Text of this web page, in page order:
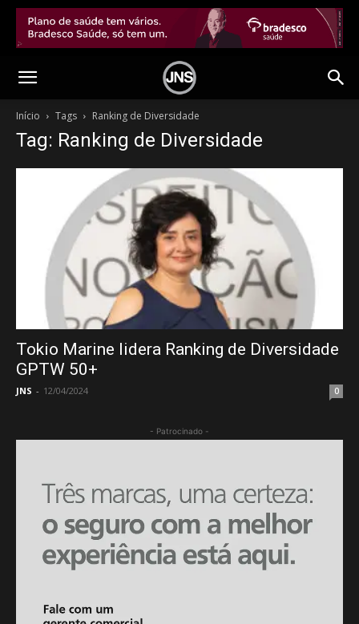
Início Tags Ranking de Diversidade
Tag: Ranking de Diversidade
Tokio Marine lidera Ranking de Diversidade
GPTW 50+
JNS - 12/04/2024 0
- Patrocinado -